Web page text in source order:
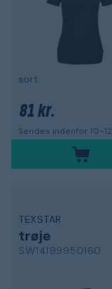
sort
81 kr.
Sendes indenfor 10-
TEXSTAR
trøje
SW14199950160